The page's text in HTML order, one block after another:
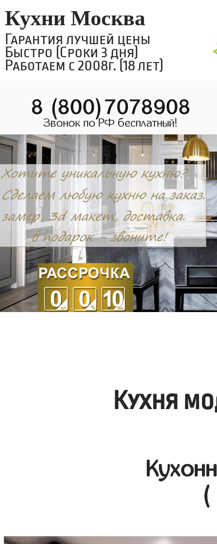
Кухни Москва
Гарантия лучшей цены
Быстро (Сроки 3 дня)
Работаем с 2008г. (18 лет)
8 (800)7078908
Звонок по РФ бесплатный!
Кухня
(